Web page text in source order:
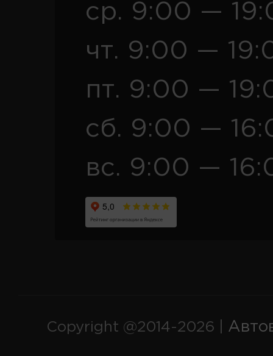
ср. 9:00 —
чт. 9:00 —
пт. 9:00 —
сб. 9:00 —
вс. 9:00 —
Copyright @2014-2026 |